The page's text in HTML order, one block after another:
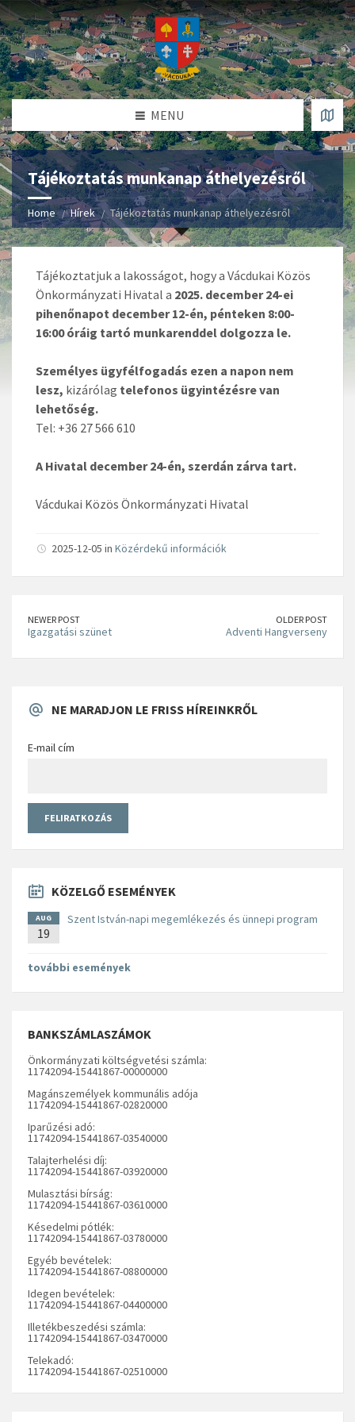
MENU
Tájékoztatás munkanap áthelyezésről
Home Hírek Tájékoztatás munkanap áthelyezésről
Tájékoztatjuk a lakosságot, hogy a Vácdukai Közös
Önkormányzati Hivatal a 2025. december 24-ei
pihenőnapot december 12-én, pénteken 8:00-
16:00 óráig tartó munkarenddel dolgozza le.
Személyes ügyfélfogadás ezen a napon nem
lesz, kizárólag telefonos ügyintézésre van
lehetőség.
Tel: +36 27 566 610
A Hivatal december 24-én, szerdán zárva tart.
Vácdukai Közös Önkormányzati Hivatal
2025-12-05 in Közérdekű információk
NEWER POST
Igazgatási szünet
OLDER POST
Adventi Hangverseny
NE MARADJON LE FRISS HÍREINKRŐL
E-mail cím
KÖZELGŐ ESEMÉNYEK
AUG
19
Szent István-napi megemlékezés és ünnepi program
további események
BANKSZÁMLASZÁMOK
Önkormányzati költségvetési számla:
11742094-15441867-00000000
Magánszemélyek kommunális adója
11742094-15441867-02820000
Iparűzési adó:
11742094-15441867-03540000
Talajterhelési díj:
11742094-15441867-03920000
Mulasztási bírság:
11742094-15441867-03610000
Késedelmi pótlék:
11742094-15441867-03780000
Egyéb bevételek:
11742094-15441867-08800000
Idegen bevételek:
11742094-15441867-04400000
Illetékbeszedési számla:
11742094-15441867-03470000
Telekadó:
11742094-15441867-02510000